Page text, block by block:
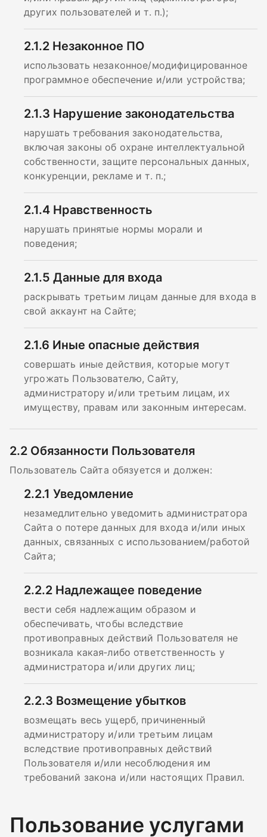
других пользователей и т. п.);
2.1.2 Незаконное ПО
использовать незаконное/модифицированное
программное обеспечение и/или устройства;
2.1.3 Нарушение законодательства
нарушать требования законодательства,
включая законы об охране интеллектуальной
собственности, защите персональных данных,
конкуренции, рекламе и т. п.;
2.1.4 Нравственность
нарушать принятые нормы морали и
поведения;
2.1.5 Данные для входа
раскрывать третьим лицам данные для входа в
свой аккаунт на Сайте;
2.1.6 Иные опасные действия
совершать иные действия, которые могут
угрожать Пользователю, Сайту,
администратору и/или третьим лицам, их
имуществу, правам или законным интересам.
2.2 Обязанности Пользователя
Пользователь Сайта обязуется и должен:
2.2.1 Уведомление
незамедлительно уведомить администратора
Сайта о потере данных для входа и/или иных
данных, связанных с использованием/работой
Сайта;
2.2.2 Надлежащее поведение
вести себя надлежащим образом и
обеспечивать, чтобы вследствие
противоправных действий Пользователя не
возникала какая‑либо ответственность у
администратора и/или других лиц;
2.2.3 Возмещение убытков
возмещать весь ущерб, причиненный
администратору и/или третьим лицам
вследствие противоправных действий
Пользователя и/или несоблюдения им
требований закона и/или настоящих Правил.
Пользование услугами